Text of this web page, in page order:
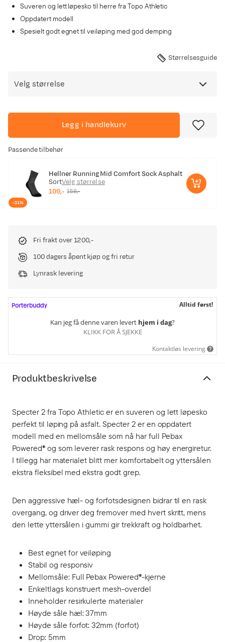
Suveren og lett løpesko til herre fra Topo Athletic
Oppdatert modell
Spesielt godt egnet til veiløping med god demping
Størrelsesguide
Velg størrelse
Legg i handlekurv
Passende tilbehør
Hellner Running Mid Comfort Sock Asphalt
SortVelg størrelse
discounted
109,-
original
159,-
-31%
Fri frakt over 1200,-
100 dagers åpent kjøp og fri retur
Lynrask levering
Alltid først!
Kan jeg få denne varen levert hjem i dag?
KLIKK FOR Å SJEKKE
Kontaktløs levering
Produktbeskrivelse
Specter 2 fra Topo Athletic er en suveren og lett løpesko
perfekt til løping på asfalt. Specter 2 er en oppdatert
modell med en mellomsåle som nå har full Pebax
Powered® og som leverer rask respons og høy energiretur.
I tillegg har materialet blitt mer komfortabelt og yttersålen
ekstra fleksibel med ekstra godt grep.
Den aggressive hæl- og forfotsdesignen bidrar til en rask
overgang, og driver deg fremover med hvert skritt, mens
den lette yttersålen i gummi gir trekkraft og holdbarhet.
Best egnet for veiløping
Stabil og responsiv
Mellomsåle: Full Pebax Powered®-kjerne
Enkeltlags konstruert mesh-overdel
Inneholder resirkulerte materialer
Høyde såle hæl: 37mm
Høyde såle forfot: 32mm (forfot)
Drop: 5mm